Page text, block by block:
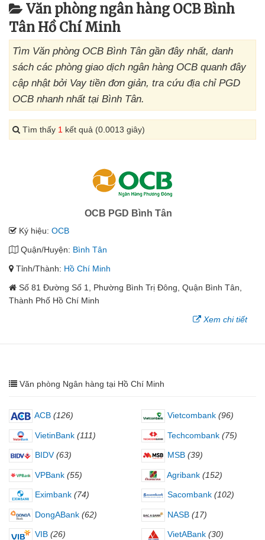
Văn phòng ngân hàng OCB Bình
Tân Hồ Chí Minh
Tìm Văn phòng OCB Bình Tân gần đây nhất, danh
sách các phòng giao dịch ngân hàng OCB quanh đây
cập nhật bởi Vay tiền đơn giản, tra cứu địa chỉ PGD
OCB nhanh nhất tại Bình Tân.
Tìm thấy 1 kết quả (0.0013 giây)
OCB PGD Bình Tân
Ký hiệu: OCB
Quận/Huyện: Bình Tân
Tỉnh/Thành: Hồ Chí Minh
Số 81 Đường Số 1, Phường Bình Trị Đông, Quận Bình Tân,
Thành Phố Hồ Chí Minh
Xem chi tiết
Văn phòng Ngân hàng tại Hồ Chí Minh
ACB (126) Vietcombank (96)
VietinBank (111) Techcombank (75)
BIDV (63) MSB (39)
VPBank (55) Agribank (152)
Eximbank (74) Sacombank (102)
DongABank (62) NASB (17)
VIB (26) VietABank (30)